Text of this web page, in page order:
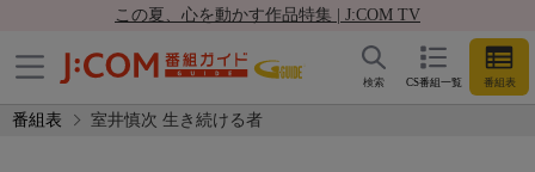
この夏、心を動かす作品特集 | J:COM TV
CS番組一覧 番組表
検索
番組表 室井慎次 生き続ける者